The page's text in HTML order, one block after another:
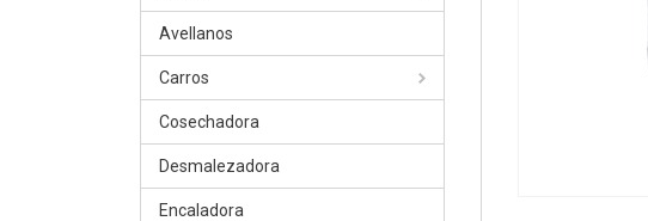
Avellanos
Carros
Cosechadora
Desmalezadora
Encaladora